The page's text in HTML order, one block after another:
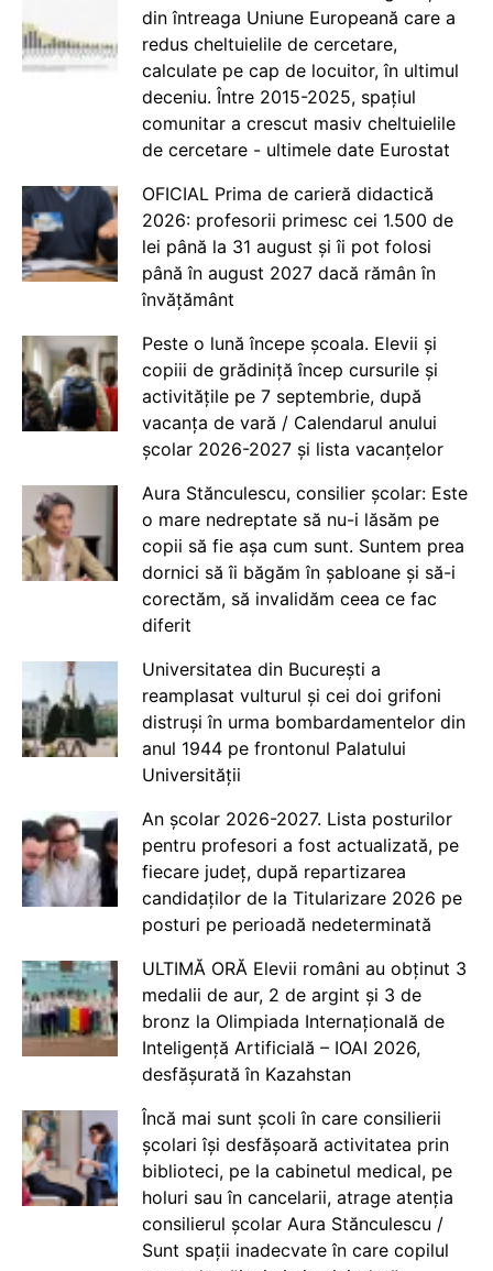
din întreaga Uniune Europeană care a
redus cheltuielile de cercetare,
calculate pe cap de locuitor, în ultimul
deceniu. Între 2015-2025, spațiul
comunitar a crescut masiv cheltuielile
de cercetare - ultimele date Eurostat
OFICIAL Prima de carieră didactică
2026: profesorii primesc cei 1.500 de
lei până la 31 august și îi pot folosi
până în august 2027 dacă rămân în
învățământ
Peste o lună începe școala. Elevii și
copiii de grădiniță încep cursurile și
activitățile pe 7 septembrie, după
vacanța de vară / Calendarul anului
școlar 2026-2027 și lista vacanțelor
Aura Stănculescu, consilier școlar: Este
o mare nedreptate să nu-i lăsăm pe
copii să fie așa cum sunt. Suntem prea
dornici să îi băgăm în șabloane și să-i
corectăm, să invalidăm ceea ce fac
diferit
Universitatea din București a
reamplasat vulturul și cei doi grifoni
distruși în urma bombardamentelor din
anul 1944 pe frontonul Palatului
Universității
An școlar 2026-2027. Lista posturilor
pentru profesori a fost actualizată, pe
fiecare județ, după repartizarea
candidaților de la Titularizare 2026 pe
posturi pe perioadă nedeterminată
ULTIMĂ ORĂ Elevii români au obținut 3
medalii de aur, 2 de argint și 3 de
bronz la Olimpiada Internațională de
Inteligență Artificială – IOAI 2026,
desfășurată în Kazahstan
Încă mai sunt școli în care consilierii
școlari își desfășoară activitatea prin
biblioteci, pe la cabinetul medical, pe
holuri sau în cancelarii, atrage atenția
consilierul școlar Aura Stănculescu /
Sunt spații inadecvate în care copilul